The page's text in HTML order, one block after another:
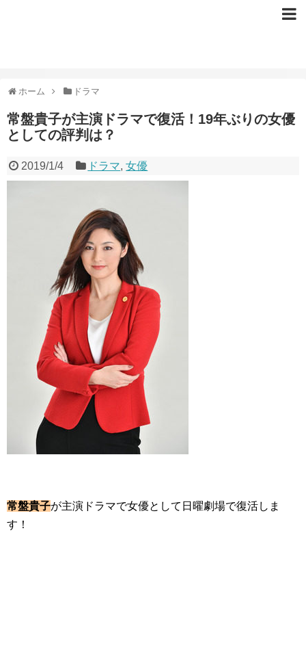
ホーム ドラマ
常盤貴子が主演ドラマで復活！19年ぶりの女優
としての評判は？
2019/1/4 ドラマ,女優
常盤貴子が主演ドラマで女優として日曜劇場で復活しま
す！